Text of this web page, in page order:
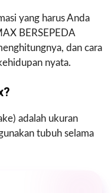
yang harus Anda
BERSEPEDA
dan cara
nyata.
adalah ukuran
tubuh selama